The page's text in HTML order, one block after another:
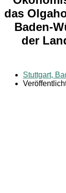
das
Baden-
der
Stuttgart,